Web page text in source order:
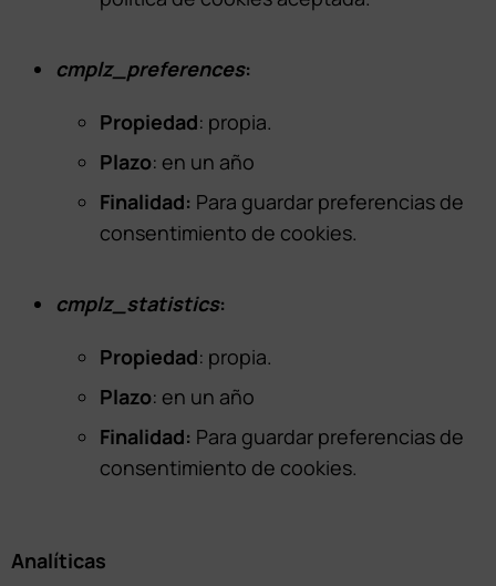
cmplz_preferences:
Propiedad: propia.
Plazo: en un año
Finalidad: Para guardar preferencias de
consentimiento de cookies.
cmplz_statistics:
Propiedad: propia.
Plazo: en un año
Finalidad: Para guardar preferencias de
consentimiento de cookies.
Analíticas